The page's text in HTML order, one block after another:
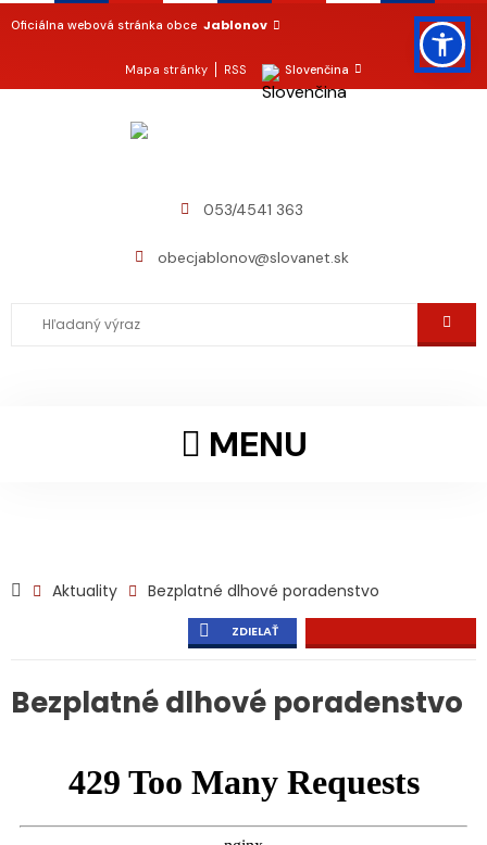
Oficiálna webová stránka obce Jablonov
Mapa stránky RSS Slovenčina
053/4541 363
obecjablonov@slovanet.sk
MENU
Aktuality Bezplatné dlhové poradenstvo
ZDIELAŤ
Bezplatné dlhové poradenstvo